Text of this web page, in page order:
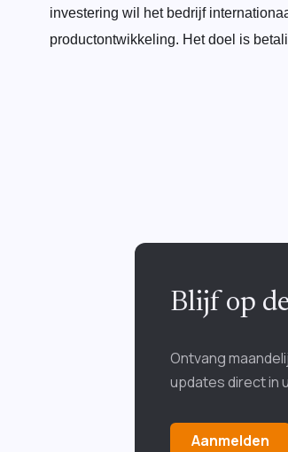
investering wil het bedrijf
productontwikkeling. Het doel is
Blijf op
Ontvang
updates direct in
Aanmelden